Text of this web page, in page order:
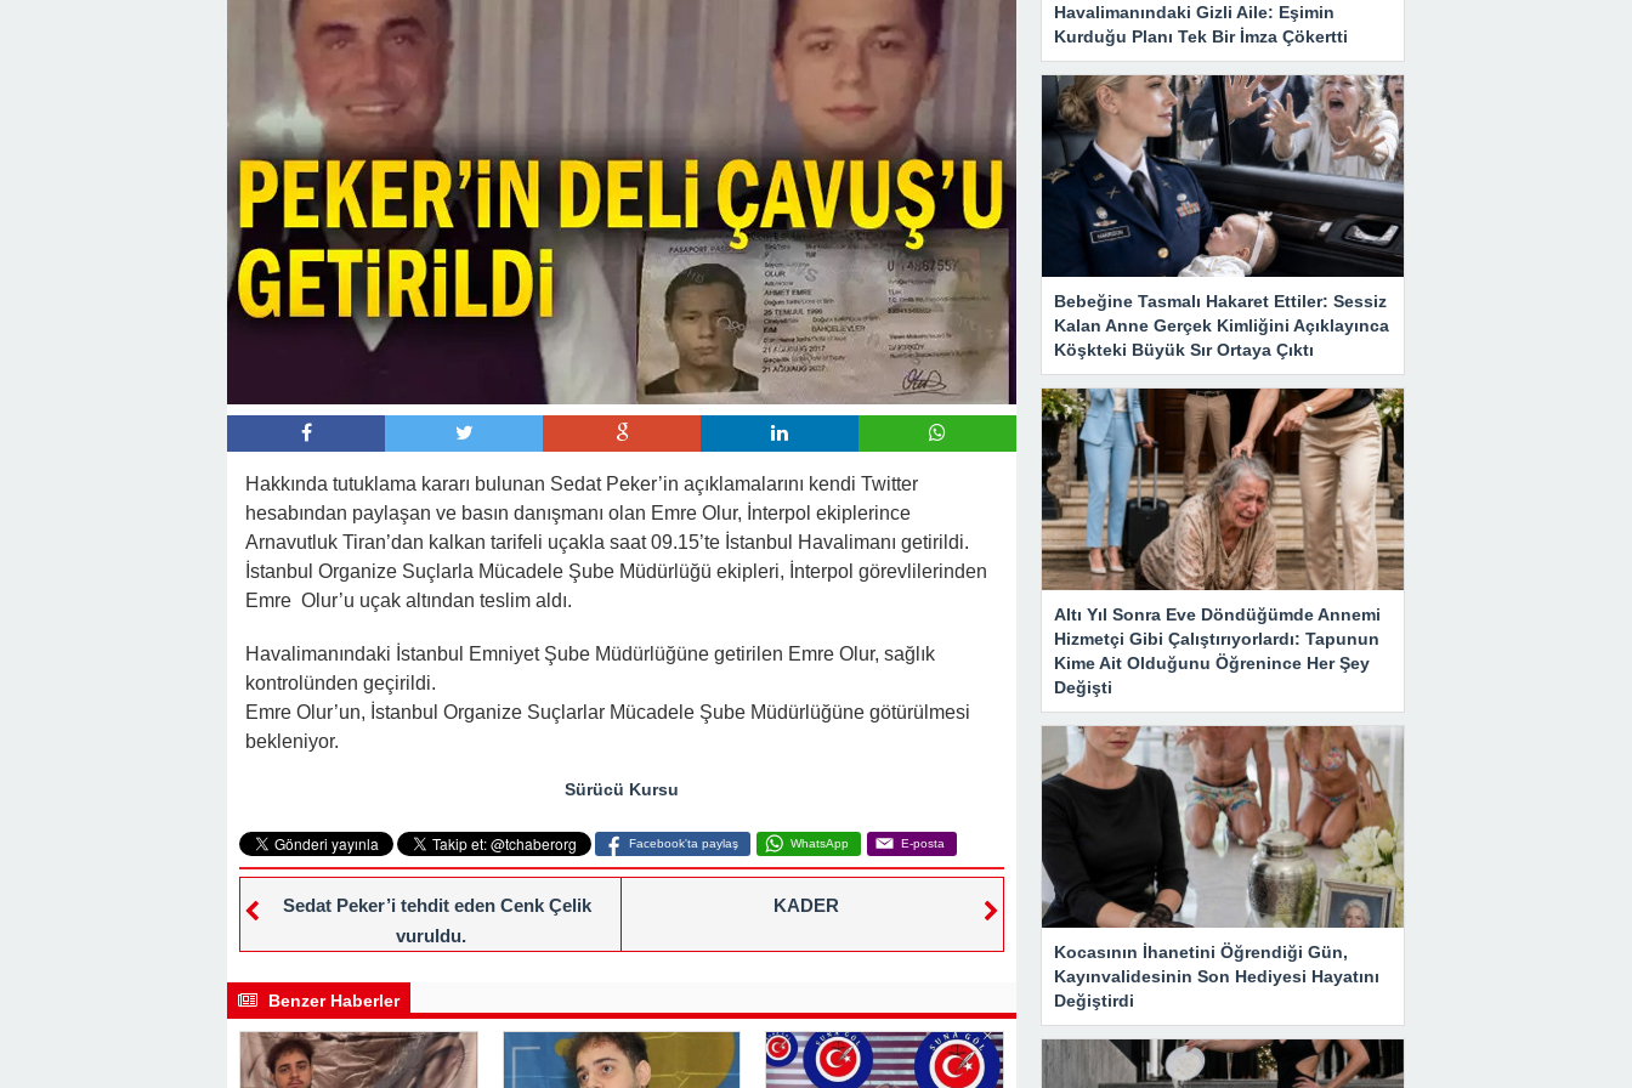
Hakkında tutuklama kararı bulunan Sedat Peker’in açıklamalarını kendi Twitter
hesabından paylaşan ve basın danışmanı olan Emre Olur, İnterpol ekiplerince
Arnavutluk Tiran’dan kalkan tarifeli uçakla saat 09.15’te İstanbul Havalimanı getirildi.
İstanbul Organize Suçlarla Mücadele Şube Müdürlüğü ekipleri, İnterpol görevlilerinden
Emre Olur’u uçak altından teslim aldı.
Havalimanındaki İstanbul Emniyet Şube Müdürlüğüne getirilen Emre Olur, sağlık
kontrolünden geçirildi.
Emre Olur’un, İstanbul Organize Suçlarlar Mücadele Şube Müdürlüğüne götürülmesi
bekleniyor.
Sürücü Kursu
Facebook'ta paylaş WhatsApp E-posta
Sedat Peker’i tehdit eden Cenk Çelik
vuruldu.
KADER
Benzer Haberler
Havalimanındaki Gizli Aile: Eşimin
Kurduğu Planı Tek Bir İmza Çökertti
Bebeğine Tasmalı Hakaret Ettiler: Sessiz
Kalan Anne Gerçek Kimliğini Açıklayınca
Köşkteki Büyük Sır Ortaya Çıktı
Altı Yıl Sonra Eve Döndüğümde Annemi
Hizmetçi Gibi Çalıştırıyorlardı: Tapunun
Kime Ait Olduğunu Öğrenince Her Şey
Değişti
Kocasının İhanetini Öğrendiği Gün,
Kayınvalidesinin Son Hediyesi Hayatını
Değiştirdi